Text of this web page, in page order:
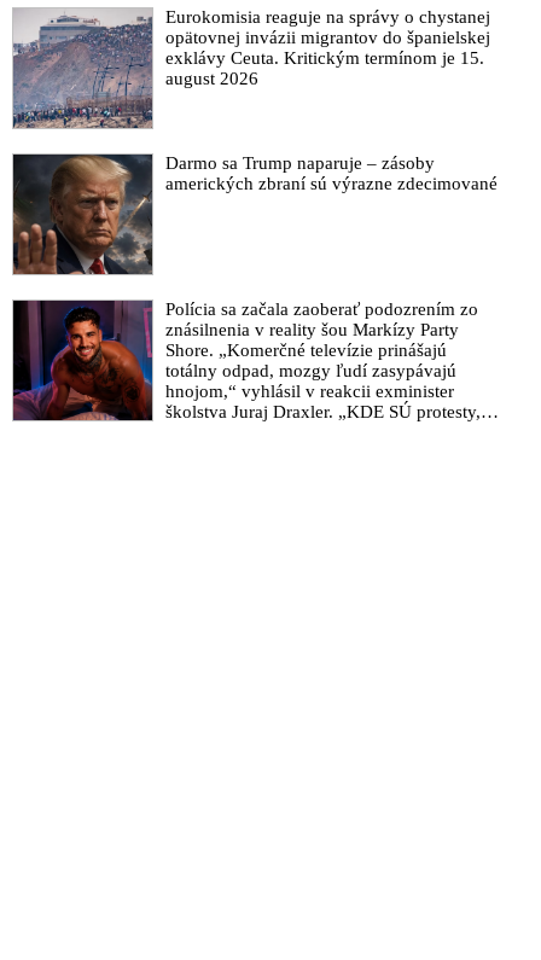
Eurokomisia reaguje na správy o chystanej
opätovnej invázii migrantov do španielskej
exklávy Ceuta. Kritickým termínom je 15.
august 2026
Darmo sa Trump naparuje – zásoby
amerických zbraní sú výrazne zdecimované
Polícia sa začala zaoberať podozrením zo
znásilnenia v reality šou Markízy Party
Shore. „Komerčné televízie prinášajú
totálny odpad, mozgy ľudí zasypávajú
hnojom,“ vyhlásil v reakcii exminister
školstva Juraj Draxler. „KDE SÚ protesty,